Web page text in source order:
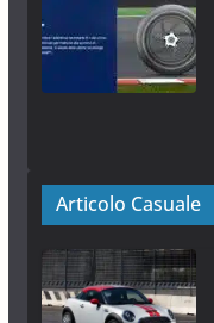
Articolo Casuale